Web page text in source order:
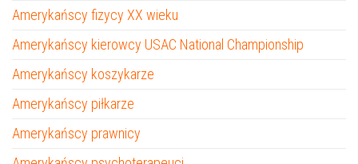
Amerykańscy fizycy XX wieku
Amerykańscy kierowcy USAC National Championship
Amerykańscy koszykarze
Amerykańscy piłkarze
Amerykańscy prawnicy